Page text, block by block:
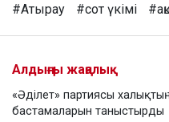
#Атырау #сот үкімі
Алдыңғы жаңалық
«Әділет» партиясы
бастамаларын таныстырды